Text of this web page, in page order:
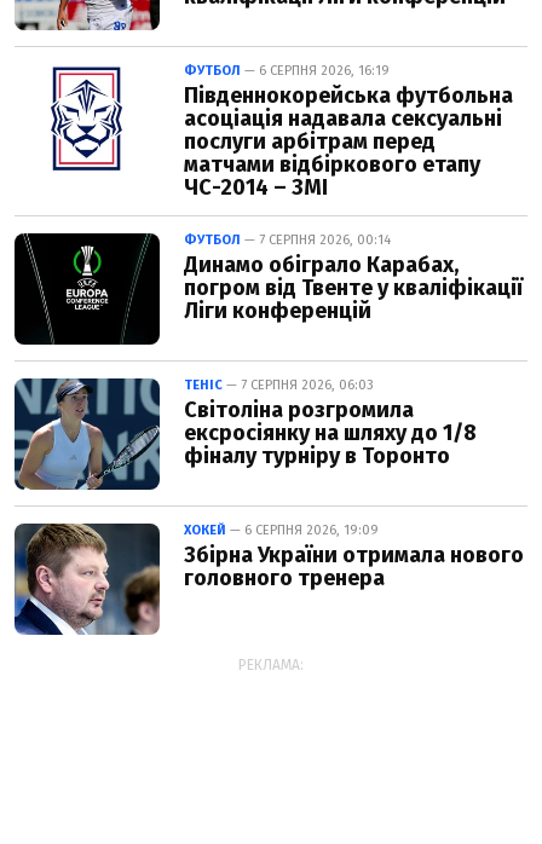
ФУТБОЛ — 6 СЕРПНЯ 2026, 16:19
Південнокорейська футбольна
асоціація надавала сексуальні
послуги арбітрам перед
матчами відбіркового етапу
ЧС-2014 – ЗМІ
ФУТБОЛ — 7 СЕРПНЯ 2026, 00:14
Динамо обіграло Карабах,
погром від Твенте у кваліфікації
Ліги конференцій
ТЕНІС — 7 СЕРПНЯ 2026, 06:03
Світоліна розгромила
ексросіянку на шляху до 1/8
фіналу турніру в Торонто
ХОКЕЙ — 6 СЕРПНЯ 2026, 19:09
Збірна України отримала нового
головного тренера
РЕКЛАМА: